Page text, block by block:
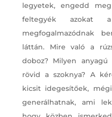
legyetek, engedd
feltegyék azokat
megfogalmazódnak
láttán. Mire való a
doboz? Milyen
rövid a szoknya? A
kicsit idegesítőek,
generálhatnak, ami